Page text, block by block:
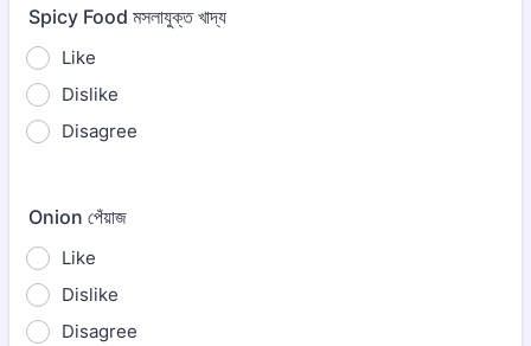
Spicy Food মসলাযুক্ত খাদ্য
Like
Dislike
Disagree
Onion পেঁয়াজ
Like
Dislike
Disagree